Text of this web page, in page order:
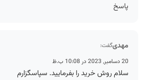
پاسخ
مهدیگفت:
20 دسامبر, 2023 در 10:08 ب.ظ
سلام روش خرید را بفرمایید. سپاسگزارم